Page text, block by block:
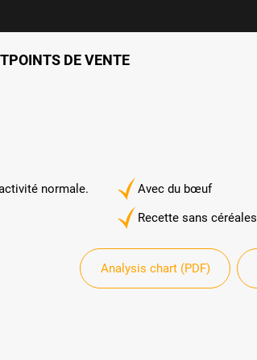
POINTS DE VENTE
normale.
Avec du bœuf
Recette sans céréales
Analysis chart (PDF)